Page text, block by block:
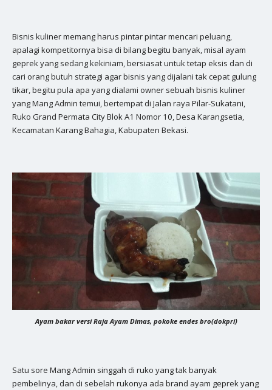
Bisnis kuliner memang harus pintar pintar mencari peluang,
apalagi kompetitornya bisa di bilang begitu banyak, misal ayam
geprek yang sedang kekiniam, bersiasat untuk tetap eksis dan di
cari orang butuh strategi agar bisnis yang dijalani tak cepat gulung
tikar, begitu pula apa yang dialami owner sebuah bisnis kuliner
yang Mang Admin temui, bertempat di Jalan raya Pilar-Sukatani,
Ruko Grand Permata City Blok A1 Nomor 10, Desa Karangsetia,
Kecamatan Karang Bahagia, Kabupaten Bekasi.
Ayam bakar versi Raja Ayam Dimas, pokoke endes bro(dokpri)
Satu sore Mang Admin singgah di ruko yang tak banyak
pembelinya, dan di sebelah rukonya ada brand ayam geprek yang